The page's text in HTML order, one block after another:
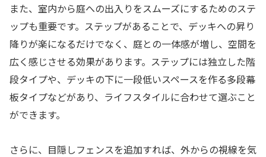
また、室内から庭への出入りをスムーズにするためのステ
ップも重要です。ステップがあることで、デッキへの昇り
降りが楽になるだけでなく、庭との一体感が増し、空間を
広く感じさせる効果があります。ステップには独立した階
段タイプや、デッキの下に一段低いスペースを作る多段幕
板タイプなどがあり、ライフスタイルに合わせて選ぶこと
ができます。
さらに、目隠しフェンスを追加すれば、外からの視線を気